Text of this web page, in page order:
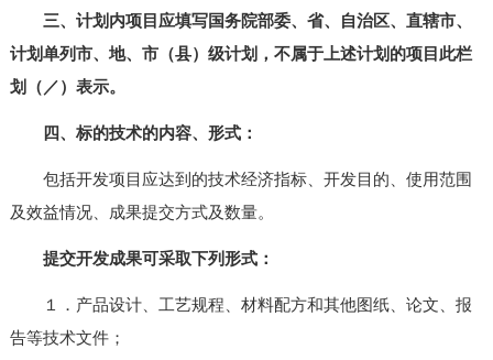
三、计划内项目应填写国务院部委、省、自治区、直辖市、
计划单列市、地、市（县）级计划，不属于上述计划的项目此栏
划（／）表示。
四、标的技术的内容、形式：
包括开发项目应达到的技术经济指标、开发目的、使用范围
及效益情况、成果提交方式及数量。
提交开发成果可采取下列形式：
１．产品设计、工艺规程、材料配方和其他图纸、论文、报
告等技术文件；